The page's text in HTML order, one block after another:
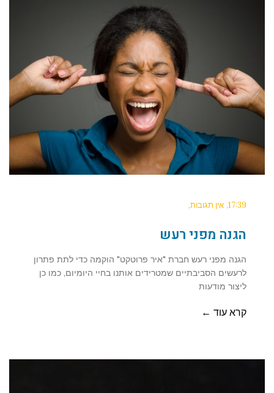
17:39 אין תגובות
הגנה מפני רעש
הגנה מפני רעש חברת "איר פרוטקט" הוקמה כדי לתת פתרון
לרעשים הסביבתיים שמטרידים אותנו בחיי היומיום, כמו כן
ליצור מודעות
קרא עוד ←